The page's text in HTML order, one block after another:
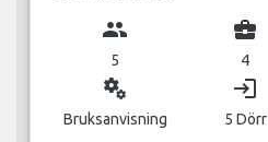
group
5
business_center
4
miscellaneous_services
Bruksanvisning
login
5 Dörr